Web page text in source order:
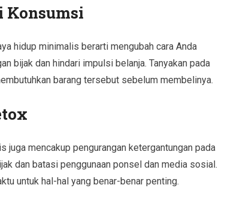
Konsumsi
hidup minimalis berarti mengubah cara Anda
bijak dan hindari impulsi belanja. Tanyakan pada
barang tersebut sebelum membelinya.
juga mencakup pengurangan ketergantungan pada
dan batasi penggunaan ponsel dan media sosial.
untuk hal-hal yang benar-benar penting.